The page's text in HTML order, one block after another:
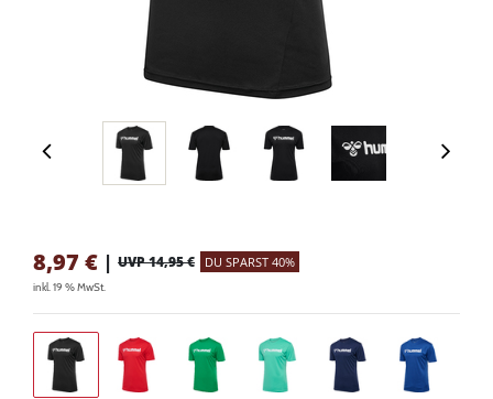
8,97 € | UVP 14,95 € DU SPARST 40%
inkl. 19 % MwSt.